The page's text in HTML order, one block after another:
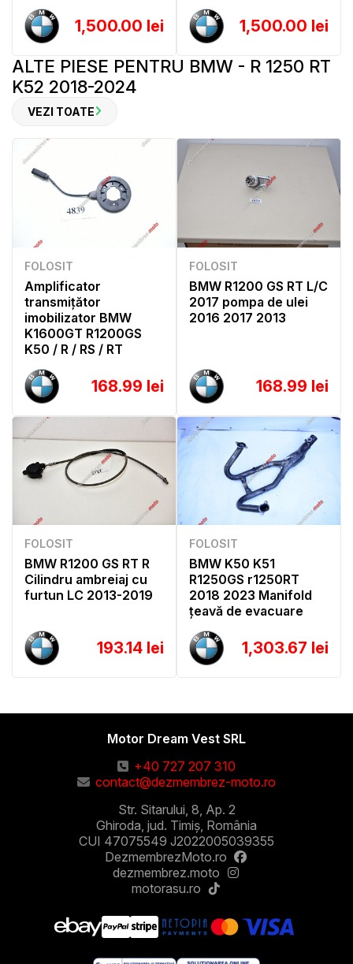
1,500.00 lei 1,500.00 lei
ALTE PIESE PENTRU BMW - R 1250 RT
K52 2018-2024
VEZI TOATE
FOLOSIT
Amplificator
transmițător
imobilizator BMW
K1600GT R1200GS
K50 / R / RS / RT
168.99 lei
FOLOSIT
BMW R1200 GS RT L/C
2017 pompa de ulei
2016 2017 2013
168.99 lei
FOLOSIT
BMW R1200 GS RT R
Cilindru ambreiaj cu
furtun LC 2013-2019
193.14 lei
FOLOSIT
BMW K50 K51
R1250GS r1250RT
2018 2023 Manifold
țeavă de evacuare
1,303.67 lei
Motor Dream Vest SRL
+40 727 207 310
contact@dezmembrez-moto.ro
Str. Sitarului, 8, Ap. 2
Ghiroda, jud. Timiș, România
CUI 47075549 J2022005039355
DezmembrezMoto.ro
dezmembrez.moto
motorasu.ro